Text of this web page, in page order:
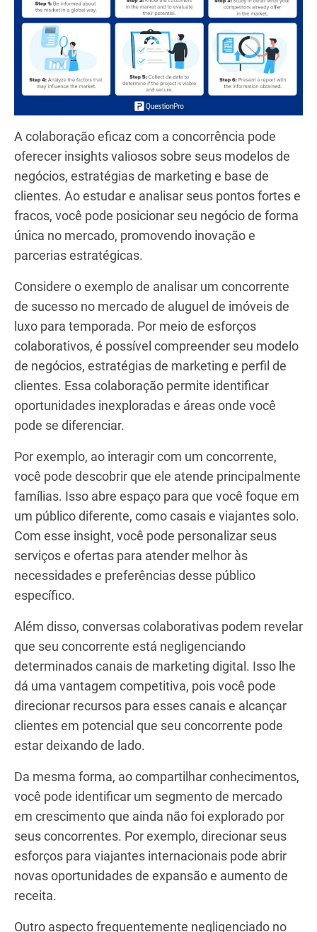
esforço conjunto se mostra valioso, impulsionando
o crescimento da região e gerando uma renda
passiva consistente, além da valorização
patrimonial.
Pesquise sua concorrência
A colaboração eficaz com a concorrência pode
oferecer insights valiosos sobre seus modelos de
negócios, estratégias de marketing e base de
clientes. Ao estudar e analisar seus pontos fortes e
fracos, você pode posicionar seu negócio de forma
única no mercado, promovendo inovação e
parcerias estratégicas.
Considere o exemplo de analisar um concorrente
de sucesso no mercado de aluguel de imóveis de
luxo para temporada. Por meio de esforços
colaborativos, é possível compreender seu modelo
de negócios, estratégias de marketing e perfil de
clientes. Essa colaboração permite identificar
oportunidades inexploradas e áreas onde você
pode se diferenciar.
Por exemplo, ao interagir com um concorrente,
você pode descobrir que ele atende principalmente
famílias. Isso abre espaço para que você foque em
um público diferente, como casais e viajantes solo.
Com esse insight, você pode personalizar seus
serviços e ofertas para atender melhor às
necessidades e preferências desse público
específico.
Além disso, conversas colaborativas podem revelar
que seu concorrente está negligenciando
determinados canais de marketing digital. Isso lhe
dá uma vantagem competitiva, pois você pode
direcionar recursos para esses canais e alcançar